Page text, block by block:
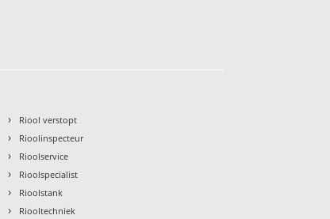
› Riool verstopt
› Rioolinspecteur
› Rioolservice
› Rioolspecialist
› Rioolstank
› Riooltechniek